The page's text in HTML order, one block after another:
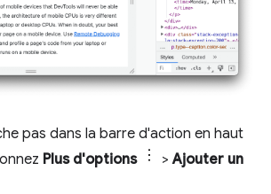
pas dans la barre d'action en haut
Plus d'options >Ajouter un